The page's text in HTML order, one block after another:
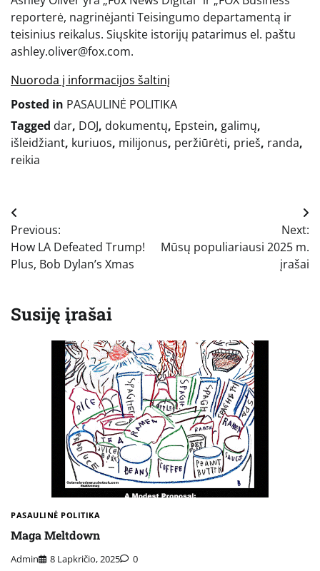
reporterė, nagrinėjanti Teisingumo departamentą ir
teisinius reikalus. Siųskite istorijų patarimus el. paštu
ashley.oliver@fox.com.
Nuoroda į informacijos šaltinį
Posted in PASAULINĖ POLITIKA
Tagged dar, DOJ, dokumentų, Epstein, galimų,
išleidžiant, kuriuos, milijonus, peržiūrėti, prieš, randa,
reikia
Navigacija
tarp
įrašų
Previous:
How LA Defeated Trump!
Plus, Bob Dylan’s Xmas
Next:
Mūsų populiariausi 2025 m.
įrašai
Susiję įrašai
PASAULINĖ POLITIKA
Maga Meltdown
Admin 8 Lapkričio, 2025 0